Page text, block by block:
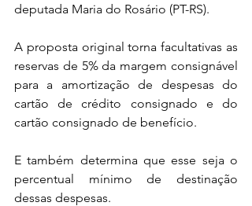
deputada Maria do Rosário (PT-RS).
A proposta original torna facultativas as
reservas de 5% da margem consignável
para a amortização de despesas do
cartão de crédito consignado e do
cartão consignado de benefício.
E também determina que esse seja o
percentual mínimo de destinação
dessas despesas.